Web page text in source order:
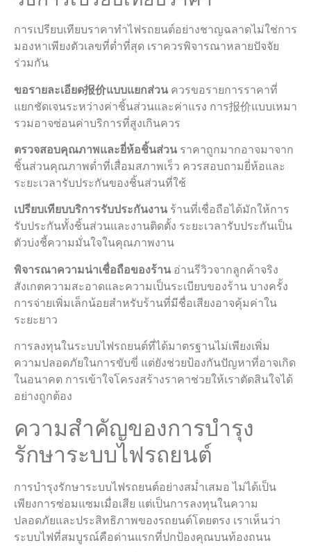
การเปรียบเทียบราคาทําไฟรถยนต์อย่างชาญฉลาดไม่ใช่การ
มองหาเพียงตัวเลขที่ต่ำที่สุด เราควรพิจารณาหลายปัจจัย
ร่วมกัน
ขอรายละเอียด报价แบบแยกส่วน ควรขอรายการราคาที่
แยกชัดเจนระหว่างค่าชิ้นส่วนและค่าแรง การ报价แบบเหมา
รวมอาจซ่อนค่าบริการที่สูงเกินควร
ตรวจสอบคุณภาพและยี่ห้อชิ้นส่วน ราคาถูกมากอาจมาจาก
ชิ้นส่วนคุณภาพต่ำที่เสื่อมสภาพเร็ว ควรสอบถามยี่ห้อและ
ระยะเวลารับประกันของชิ้นส่วนที่ใช้
เปรียบเทียบบริการรับประกันงาน ร้านที่เชื่อถือได้มักให้การ
รับประกันทั้งชิ้นส่วนและงานติดตั้ง ระยะเวลารับประกันเป็น
ตัวบ่งชี้ความมั่นใจในคุณภาพงาน
พิจารณาความน่าเชื่อถือของร้าน อ่านรีวิวจากลูกค้าจริง
สังเกตความสะอาดและความเป็นระเบียบของร้าน บางครั้ง
การจ่ายเพิ่มเล็กน้อยสำหรับร้านที่มีชื่อเสียงอาจคุ้มค่าใน
ระยะยาว
การลงทุนในระบบไฟรถยนต์ที่ได้มาตรฐานไม่เพียงเพิ่ม
ความปลอดภัยในการขับขี่ แต่ยังช่วยป้องกันปัญหาที่อาจเกิด
ในอนาคต การเข้าใจโครงสร้างราคาช่วยให้เราตัดสินใจได้
อย่างถูกต้อง
ความสำคัญของการบำรุง
รักษาระบบไฟรถยนต์
การบำรุงรักษาระบบไฟรถยนต์อย่างสม่ำเสมอ ไม่ได้เป็น
เพียงการซ่อมแซมเมื่อเสีย แต่เป็นการลงทุนในความ
ปลอดภัยและประสิทธิภาพของรถยนต์โดยตรง เราเห็นว่า
ระบบไฟที่สมบูรณ์คือด่านแรกที่ปกป้องคุณบนท้องถนน